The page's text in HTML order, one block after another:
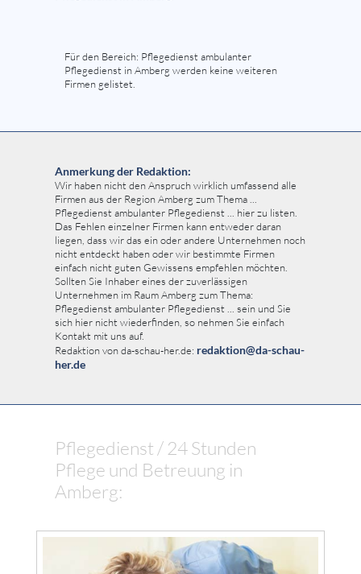
Für den Bereich: Pflegedienst ambulanter
Pflegedienst in Amberg werden keine weiteren
Firmen gelistet.
Anmerkung der Redaktion:
Wir haben nicht den Anspruch wirklich umfassend alle
Firmen aus der Region Amberg zum Thema ...
Pflegedienst ambulanter Pflegedienst ... hier zu listen.
Das Fehlen einzelner Firmen kann entweder daran
liegen, dass wir das ein oder andere Unternehmen noch
nicht entdeckt haben oder wir bestimmte Firmen
einfach nicht guten Gewissens empfehlen möchten.
Sollten Sie Inhaber eines der zuverlässigen
Unternehmen im Raum Amberg zum Thema:
Pflegedienst ambulanter Pflegedienst ... sein und Sie
sich hier nicht wiederfinden, so nehmen Sie einfach
Kontakt mit uns auf.
Redaktion von da-schau-her.de: redaktion@da-schau-
her.de
Pflegedienst / 24 Stunden
Pflege und Betreuung in
Amberg: